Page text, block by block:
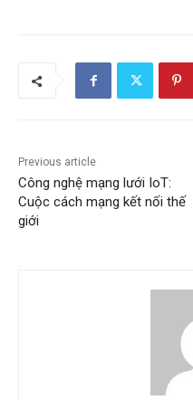
Previous article
Công nghệ mạng lưới IoT:
Cuộc cách mạng kết nối thế
giới